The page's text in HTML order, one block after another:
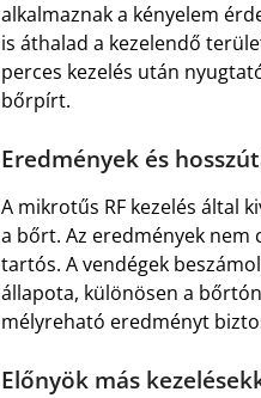
alkalmaznak a kényelem
is áthalad a kezelendő
perces kezelés után
bőrpírt.
Eredmények és
A mikrotűs RF kezelés által
a bőrt. Az eredmények nem
tartós. A vendégek
állapota, különösen a
mélyreható eredményt
Előnyök más